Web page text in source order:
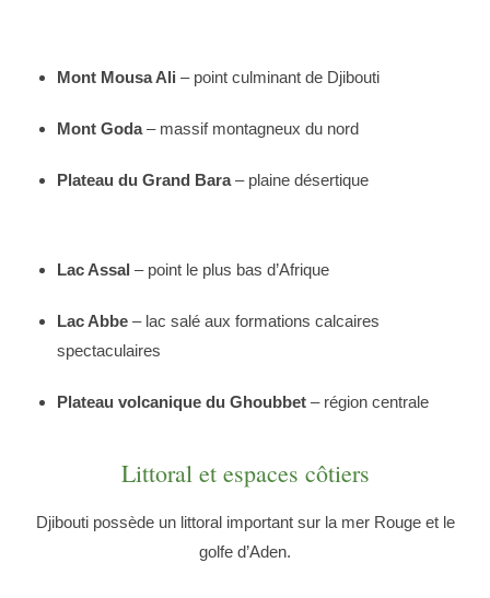
Mont Mousa Ali – point culminant de Djibouti
Mont Goda– massif montagneux du nord
Plateau du Grand Bara– plaine désertique
Lac Assal – point le plus bas d’Afrique
Lac Abbe – lac salé aux formations calcaires
spectaculaires
Plateau volcanique du Ghoubbet – région centrale
Littoral et espaces côtiers
Djibouti possède un littoral important sur la mer Rouge et le
golfe d’Aden.